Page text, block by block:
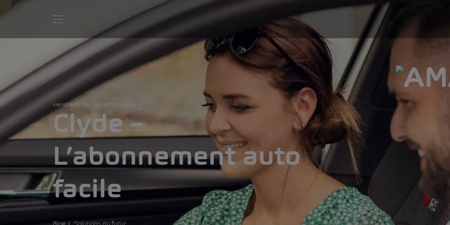
vendredi, 06. décembre 2019
Clyde –
L’abonnement auto
facile
Blog Solutions du futur